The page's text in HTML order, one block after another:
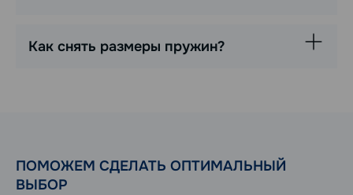
Как снять размеры пружин?
ПОМОЖЕМ СДЕЛАТЬ ОПТИМАЛЬНЫЙ
ВЫБОР